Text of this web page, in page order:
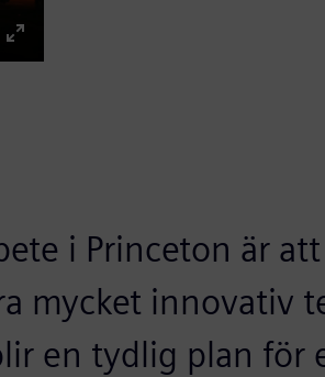
Enter
i Princeton är
mycket innovativ
en tydlig plan för